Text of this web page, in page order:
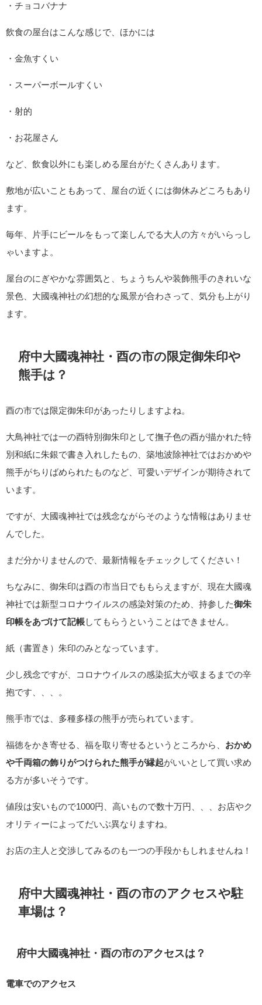
・チョコバナナ
飲食の屋台はこんな感じで、ほかには
・金魚すくい
・スーパーボールすくい
・射的
・お花屋さん
など、飲食以外にも楽しめる屋台がたくさんあります。
敷地が広いこともあって、屋台の近くには御休みどころもあり
ます。
毎年、片手にビールをもって楽しんでる大人の方々がいらっし
ゃいますよ。
屋台のにぎやかな雰囲気と、ちょうちんや装飾熊手のきれいな
景色、大國魂神社の幻想的な風景が合わさって、気分も上がり
ます。
府中大國魂神社・酉の市の限定御朱印や
熊手は？
酉の市では限定御朱印があったりしますよね。
大鳥神社では一の酉特別御朱印として撫子色の酉が描かれた特
別和紙に朱銀で書き入れしたもの、築地波除神社ではおかめや
熊手がちりばめられたものなど、可愛いデザインが期待されて
います。
ですが、大國魂神社では残念ながらそのような情報はありませ
んでした。
まだ分かりませんので、最新情報をチェックしてください！
ちなみに、御朱印は酉の市当日でももらえますが、現在大國魂
神社では新型コロナウイルスの感染対策のため、持参した御朱
印帳をあづけて記帳 してもらうということはできません。
紙（書置き）朱印のみとなっています。
少し残念ですが、コロナウイルスの感染拡大が収まるまでの辛
抱です、、、。
熊手市では、多種多様の熊手が売られています。
福徳をかき寄せる、福を取り寄せるというところから、 おかめ
や千両箱の飾りがつけられた熊手が縁起がいいとして買い求め
る方が多いそうです。
値段は安いもので1000円、高いもので数十万円、、、お店やク
オリティーによってだいぶ異なりますね。
お店の主人と交渉してみるのも一つの手段かもしれませんね！
府中大國魂神社・酉の市のアクセスや駐
車場は？
府中大國魂神社・酉の市のアクセスは？
電車でのアクセス